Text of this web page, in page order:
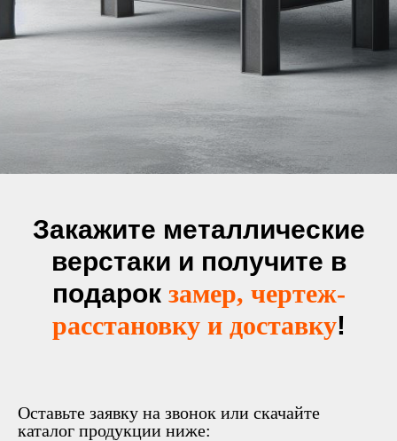
Закажите металлические
верстаки и получите в
подарок замер, чертеж-
расстановку и доставку!
Оставьте заявку на звонок или скачайте
каталог продукции ниже: